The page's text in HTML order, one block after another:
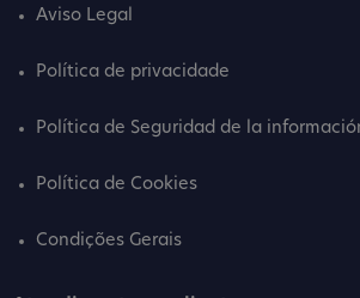
Aviso Legal
Política de privacidade
Política de Seguridad de la
Política de Cookies
Condições Gerais